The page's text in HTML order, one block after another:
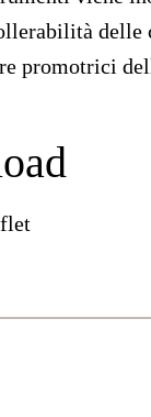
delle
promotrici